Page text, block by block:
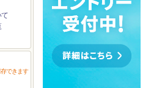
て
できます